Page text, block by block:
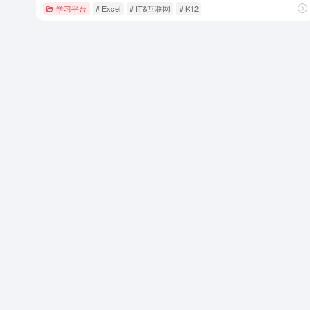
学习平台 # Excel # IT&互联网 # K12